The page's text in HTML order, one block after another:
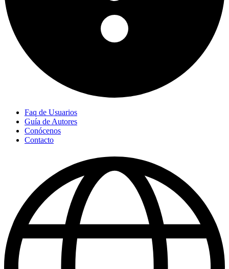
Faq de Usuarios
Guía de Autores
Conócenos
Contacto